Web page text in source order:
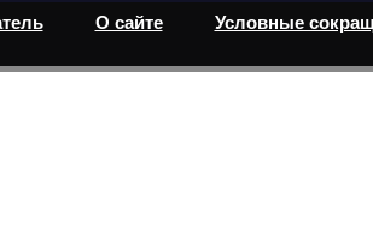
О сайте Условные